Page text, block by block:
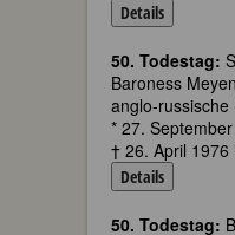
Details
50. Todestag:
Baroness
anglo-russische
* 27.
† 26. April 1976
Details
50. Todestag: